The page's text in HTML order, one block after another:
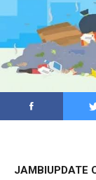
JAMBIUPDATE